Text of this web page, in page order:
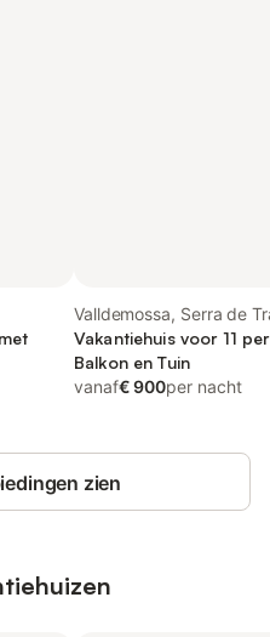
Valldemossa, Serra de
Vakantiehuis voor 11
Balkon en Tuin
vanaf€ 900per nacht
zien